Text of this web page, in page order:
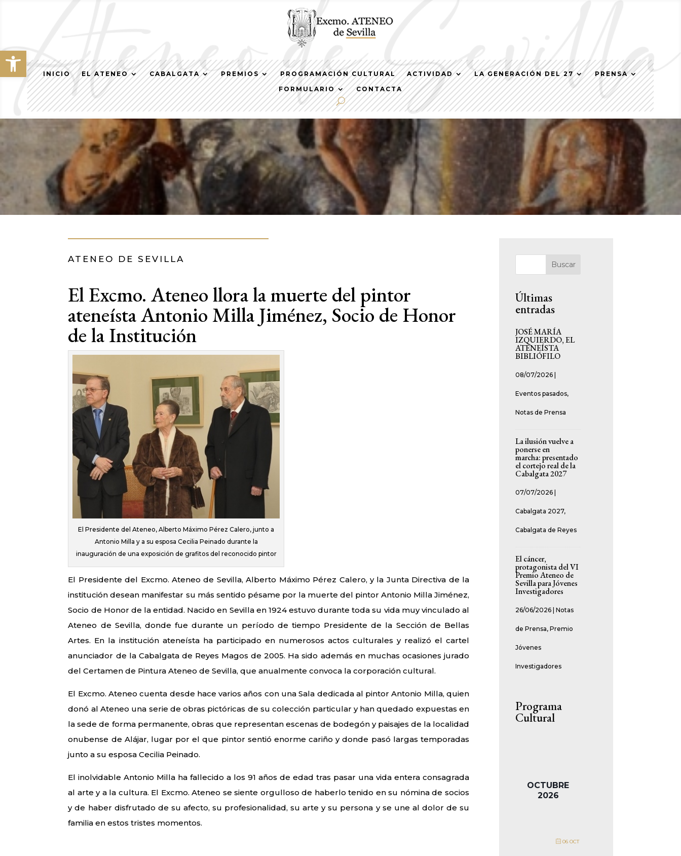
Abrir barra de herramientas
INICIO EL ATENEO CABALGATA PREMIOS PROGRAMACIÓN CULTURAL ACTIVIDAD LA GENERACIÓN DEL 27
PRENSA
FORMULARIO
CONTACTA
ATENEO DE SEVILLA
El Excmo. Ateneo llora la muerte del pintor
ateneísta Antonio Milla Jiménez, Socio de Honor
de la Institución
El Presidente del Ateneo, Alberto Máximo Pérez Calero, junto a
Antonio Milla y a su esposa Cecilia Peinado durante la
inauguración de una exposición de grafitos del reconocido pintor
El Presidente del Excmo. Ateneo de Sevilla, Alberto Máximo Pérez Calero, y la Junta Directiva de la
institución desean manifestar su más sentido pésame por la muerte del pintor Antonio Milla Jiménez,
Socio de Honor de la entidad. Nacido en Sevilla en 1924 estuvo durante toda su vida muy vinculado al
Ateneo de Sevilla, donde fue durante un período de tiempo Presidente de la Sección de Bellas
Artes. En la institución ateneísta ha participado en numerosos actos culturales y realizó el cartel
anunciador de la Cabalgata de Reyes Magos de 2005. Ha sido además en muchas ocasiones jurado
del Certamen de Pintura Ateneo de Sevilla, que anualmente convoca la corporación cultural.
El Excmo. Ateneo cuenta desde hace varios años con una Sala dedicada al pintor Antonio Milla, quien
donó al Ateneo una serie de obras pictóricas de su colección particular y han quedado expuestas en
la sede de forma permanente, obras que representan escenas de bodegón y paisajes de la localidad
onubense de Alájar, lugar por el que pintor sentió enorme cariño y donde pasó largas temporadas
junto a su esposa Cecilia Peinado.
El inolvidable Antonio Milla ha fallecido a los 91 años de edad tras pasar una vida entera consagrada
al arte y a la cultura. El Excmo. Ateneo se siente orgulloso de haberlo tenido en su nómina de socios
y de haber disfrutado de su afecto, su profesionalidad, su arte y su persona y se une al dolor de su
familia en estos tristes momentos.
Buscar
Últimas
entradas
JOSÉ MARÍA
IZQUIERDO, EL
ATENEÍSTA
BIBLIÓFILO
08/07/2026
Eventos pasados,
Notas de Prensa
La ilusión vuelve a
ponerse en
marcha: presentado
el cortejo real de la
Cabalgata 2027
07/07/2026
Cabalgata 2027,
Cabalgata de Reyes
El cáncer,
protagonista del VI
Premio Ateneo de
Sevilla para Jóvenes
Investigadores
26/06/2026 |Notas
de Prensa,Premio
Jóvenes
Investigadores
Programa
Cultural
OCTUBRE
2026
06 OCT